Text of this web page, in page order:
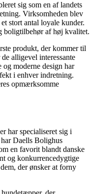
sig som en af landets
Virksomheden blev
stort antal loyale kunder.
boligtilbehør af høj kvalitet.
produkt, der kommer til
alligevel interessante
moderne design har
i enhver indretning.
opmærksomme
har specialiseret sig i
Daells Bolighus
en favorit blandt danske
og konkurrencedygtige
der ønsker at forny